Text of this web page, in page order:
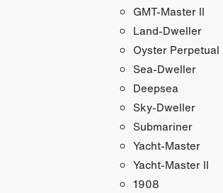
GMT-Master II
Land-Dweller
Oyster Perpetual
Sea-Dweller
Deepsea
Sky-Dweller
Submariner
Yacht-Master
Yacht-Master II
1908